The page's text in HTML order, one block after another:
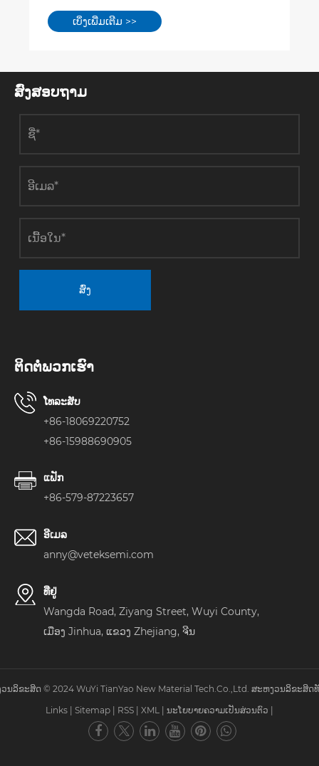
ເບິ່ງເພີ່ມເຕີມ >>
ສົ່ງສອບຖາມ
ສົ່ງ
ຕິດ​ຕໍ່​ພວກ​ເຮົາ
ໂທລະສັບ
+86-18069220752
+86-15988690905
ແຟັກ
+86-579-87223657
ອີເມລ
anny@veteksemi.com
ທີ່ຢູ່
Wangda Road, Ziyang Street, Wuyi County,
ເມືອງ Jinhua, ແຂວງ Zhejiang, ຈີນ
ນລິຂະສິດ © 2024 WuYi TianYao New Material Tech.Co.,Ltd. ສະຫງວນລິຂະສິດ
Links
Sitemap RSS XML ນະໂຍບາຍຄວາມເປັນສ່ວນຕົວ